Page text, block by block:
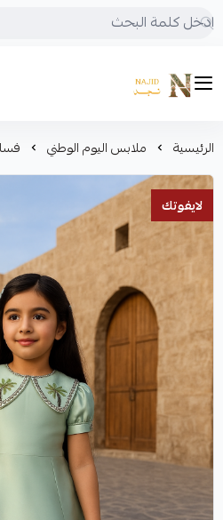
متجر نجد
الرئيسية ملابس اليوم الوطني
لايفوتك